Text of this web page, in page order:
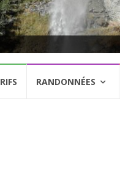
RANDONNÉES